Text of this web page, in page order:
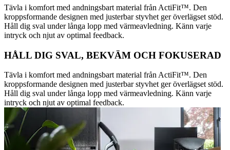
Tävla i komfort med andningsbart material från ActiFit™️. Den
kroppsformande designen med justerbar styvhet ger överlägset stöd.
Håll dig sval under långa lopp med värmeavledning. Känn varje
intryck och njut av optimal feedback.
HÅLL DIG SVAL, BEKVÄM OCH FOKUSERAD
Tävla i komfort med andningsbart material från ActiFit™️. Den
kroppsformande designen med justerbar styvhet ger överlägset stöd.
Håll dig sval under långa lopp med värmeavledning. Känn varje
intryck och njut av optimal feedback.